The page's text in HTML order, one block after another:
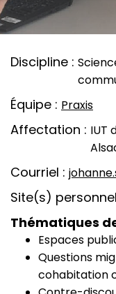
Discipline
Équipe Praxis
Affectation
IUT
Courriel
Site(s)
Thématiques
Espaces
Questions
cohabitation